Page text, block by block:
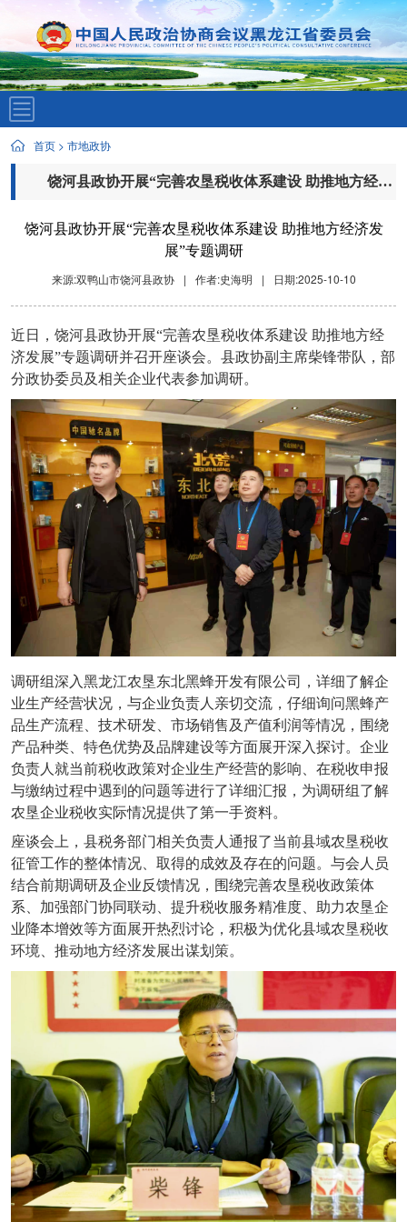
首页 > 市地政协
饶河县政协开展“完善农垦税收体系建设 助推地方经济发展”专题调研
饶河县政协开展“完善农垦税收体系建设 助推地方经济发
展”专题调研
来源:双鸭山市饶河县政协
| 作者:史海明 | 日期:2025-10-10
近日，饶河县政协开展“完善农垦税收体系建设 助推地方经
济发展”专题调研并召开座谈会。县政协副主席柴锋带队，部
分政协委员及相关企业代表参加调研。
调研组深入黑龙江农垦东北黑蜂开发有限公司，详细了解企
业生产经营状况，与企业负责人亲切交流，仔细询问黑蜂产
品生产流程、技术研发、市场销售及产值利润等情况，围绕
产品种类、特色优势及品牌建设等方面展开深入探讨。企业
负责人就当前税收政策对企业生产经营的影响、在税收申报
与缴纳过程中遇到的问题等进行了详细汇报，为调研组了解
农垦企业税收实际情况提供了第一手资料。
座谈会上，县税务部门相关负责人通报了当前县域农垦税收
征管工作的整体情况、取得的成效及存在的问题。与会人员
结合前期调研及企业反馈情况，围绕完善农垦税收政策体
系、加强部门协同联动、提升税收服务精准度、助力农垦企
业降本增效等方面展开热烈讨论，积极为优化县域农垦税收
环境、推动地方经济发展出谋划策。